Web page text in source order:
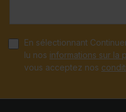
En sélectionnant
lu nos informations sur la
vous acceptez nos